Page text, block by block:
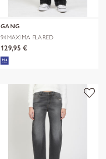
GANG
94MAXIMA FLARED
129,95 €